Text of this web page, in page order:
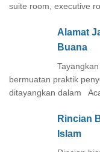
suite room, executive
Alamat
Buana
bermuatan praktik
ditayangkan dalam
Rincian
Islam